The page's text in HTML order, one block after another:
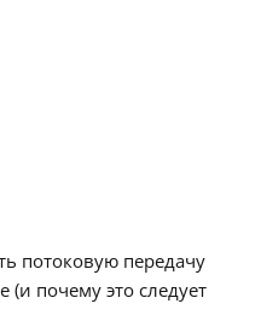
потоковую передачу
(и почему это следует